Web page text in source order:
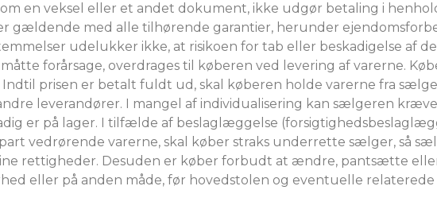
en veksel eller et andet dokument, ikke udgør betaling i
gældende med alle tilhørende garantier, herunder
udelukker ikke, at risikoen for tab eller beskadigelse af
forårsage, overdrages til køberen ved levering af varerne.
prisen er betalt fuldt ud, skal køberen holde varerne fra
leverandører. I mangel af individualisering kan sælgeren kræve
er på lager. I tilfælde af beslaglæggelse
vedrørende varerne, skal køber straks underrette sælger, så
rettigheder. Desuden er køber forbudt at ændre, pantsætte
eller på anden måde, før hovedstolen og eventuelle relaterede